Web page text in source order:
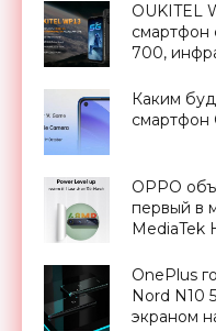
OUKITEL
смартфон
700,
Каким
смартфон
OPPO
первый в
MediaTek
OnePlus
Nord N10
экраном